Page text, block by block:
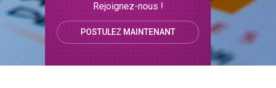
Rejoignez-nous !
POSTULEZ MAINTENANT